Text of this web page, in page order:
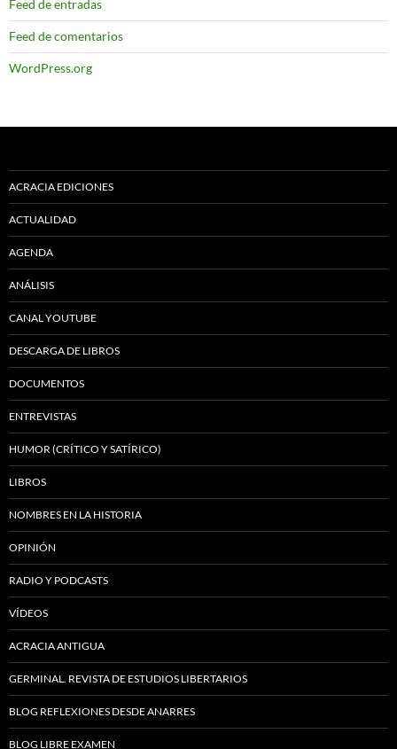
Feed de entradas
Feed de comentarios
WordPress.org
ACRACIA EDICIONES
ACTUALIDAD
AGENDA
ANÁLISIS
CANAL YOUTUBE
DESCARGA DE LIBROS
DOCUMENTOS
ENTREVISTAS
HUMOR (CRÍTICO Y SATÍRICO)
LIBROS
NOMBRES EN LA HISTORIA
OPINIÓN
RADIO Y PODCASTS
VÍDEOS
ACRACIA ANTIGUA
GERMINAL. REVISTA DE ESTUDIOS LIBERTARIOS
BLOG REFLEXIONES DESDE ANARRES
BLOG LIBRE EXAMEN